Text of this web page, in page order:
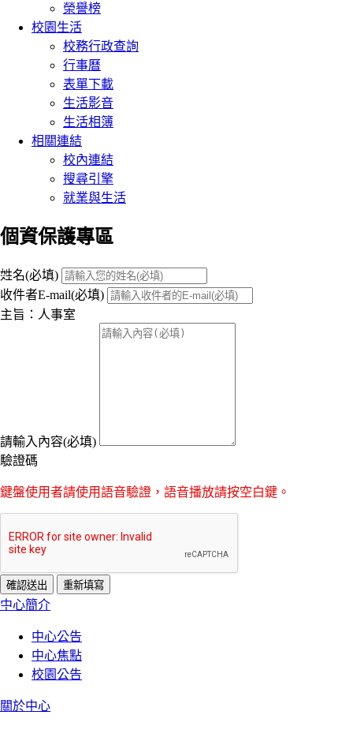
榮譽榜
校園生活
校務行政查詢
行事曆
表單下載
生活影音
生活相簿
相關連結
校內連結
搜尋引擎
就業與生活
個資保護專區
:::
姓名(必填)
收件者E-mail(必填)
主旨：人事室
請輸入內容(必填)
驗證碼
鍵盤使用者請使用語音驗證，語音播放請按空白鍵。
:::
中心簡介
中心公告
中心焦點
校園公告
關於中心